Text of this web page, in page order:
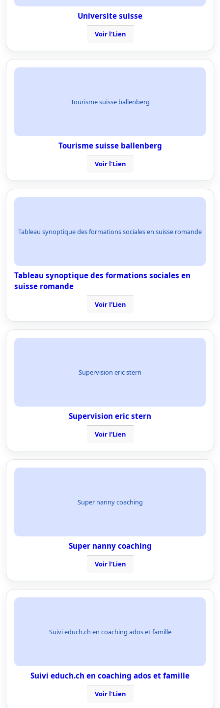
Universite suisse
Voir l'Lien
Tourisme suisse ballenberg
Tourisme suisse ballenberg
Voir l'Lien
Tableau synoptique des formations sociales en suisse romande
Tableau synoptique des formations sociales en
suisse romande
Voir l'Lien
Supervision eric stern
Supervision eric stern
Voir l'Lien
Super nanny coaching
Super nanny coaching
Voir l'Lien
Suivi educh.ch en coaching ados et famille
Suivi educh.ch en coaching ados et famille
Voir l'Lien